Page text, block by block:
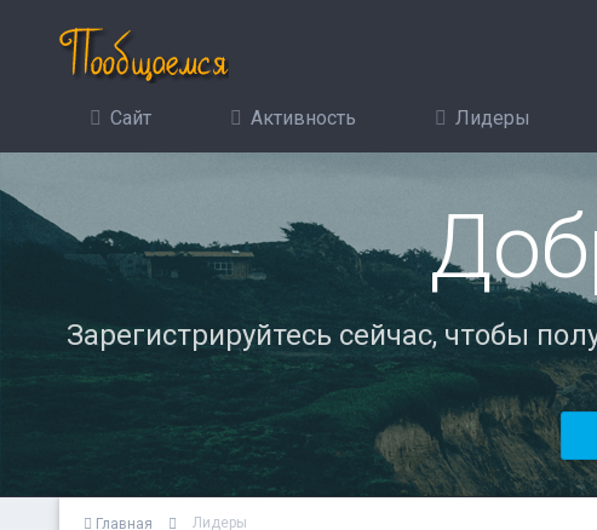
Сайт Активность Лидеры
Зарегистрируйтесь сейчас, чтобы
Главная Лидеры